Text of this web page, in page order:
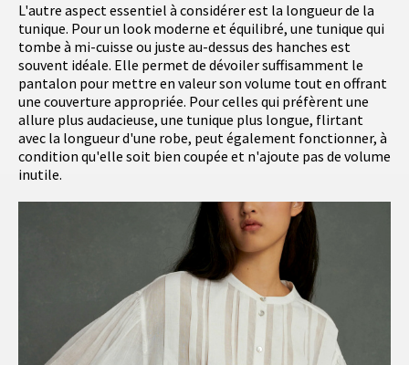
L'autre aspect essentiel à considérer est la longueur de la
tunique. Pour un look moderne et équilibré, une tunique qui
tombe à mi-cuisse ou juste au-dessus des hanches est
souvent idéale. Elle permet de dévoiler suffisamment le
pantalon pour mettre en valeur son volume tout en offrant
une couverture appropriée. Pour celles qui préfèrent une
allure plus audacieuse, une tunique plus longue, flirtant
avec la longueur d'une robe, peut également fonctionner, à
condition qu'elle soit bien coupée et n'ajoute pas de volume
inutile.